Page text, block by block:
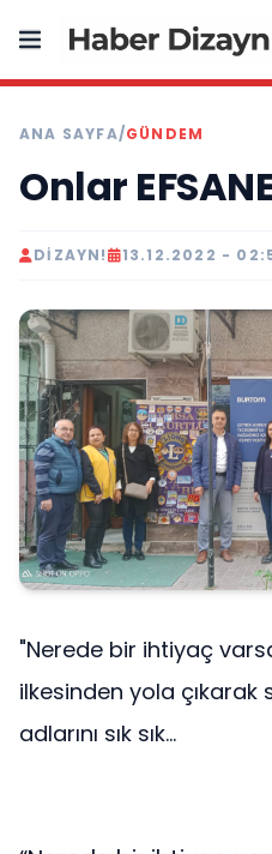
ANA SAYFA/GÜNDEM
Onlar
DIZAYN! 13.12.2022 -
"Nerede bir ihtiyaç
ilkesinden yola
adlarını sık sık...